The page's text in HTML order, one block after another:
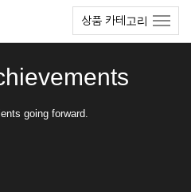
상품 카테고리
going forward.